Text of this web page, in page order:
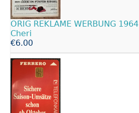
ORIG REKLAME WERBUNG 1964
Cheri
€6.00